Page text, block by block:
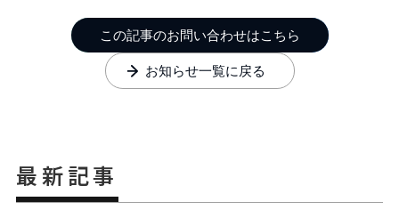
お知らせ一覧に戻る
この記事のお問い合わせはこちら
最新記事